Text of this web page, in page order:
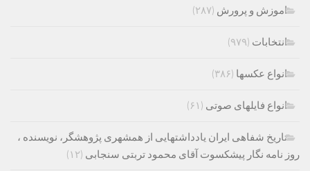
اموزش و پرورش (۲۸۷)
انتخابات (۹۷۹)
انواع عکسها (۳۸۶)
انواع فایلهای صوتی (۶۱)
تاریخ شفاهی ایران یادداشتهایی از همشهری پژوهشگر، نویسنده ،
روز نامه نگار پیشکسوت آقای محمود تربتی سنجابی (۱۲)